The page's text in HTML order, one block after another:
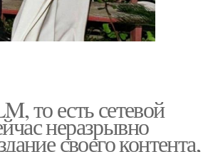
то есть сетевой
неразрывно
своего контента,